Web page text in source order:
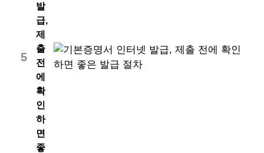
5
발
급,
제
출
전
에
확
인
하
면
좋